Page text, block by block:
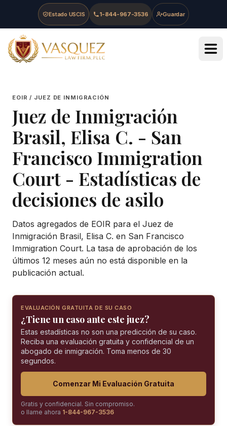
Skip to main content
Skip to navigation
Skip to footer
Estado USCIS 1-844-967-3536 Guardar
Vasquez Law Firm - Home
EOIR / JUEZ DE INMIGRACIÓN
Juez de Inmigración
Brasil, Elisa C. - San
Francisco Immigration
Court - Estadísticas de
decisiones de asilo
Datos agregados de EOIR para el Juez de
Inmigración Brasil, Elisa C. en San Francisco
Immigration Court. La tasa de aprobación de los
últimos 12 meses aún no está disponible en la
publicación actual.
EVALUACIÓN GRATUITA DE SU CASO
¿Tiene un caso ante este juez?
Estas estadísticas no son una predicción de su caso.
Reciba una evaluación gratuita y confidencial de un
abogado de inmigración. Toma menos de 30
segundos.
Comenzar Mi Evaluación Gratuita
Gratis y confidencial. Sin compromiso.
o llame ahora 1-844-967-3536